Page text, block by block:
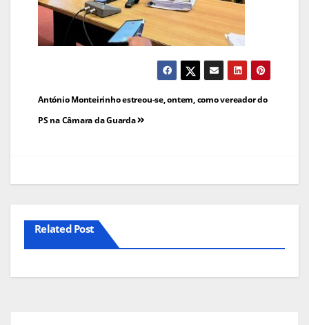
Navegação
de
António Monteirinho estreou-se, ontem, como vereador do
PS na Câmara da Guarda
Related Post